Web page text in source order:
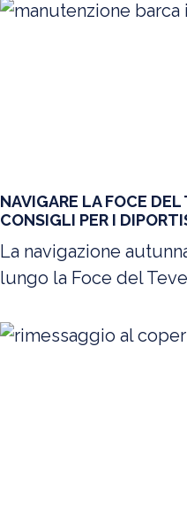
NAVIGARE LA FOCE
CONSIGLI PER I
La navigazione
lungo la Foce del